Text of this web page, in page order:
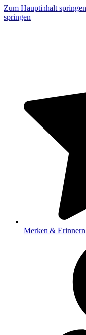
Zum Hauptinhalt springen
springen
Merken & Erinnern